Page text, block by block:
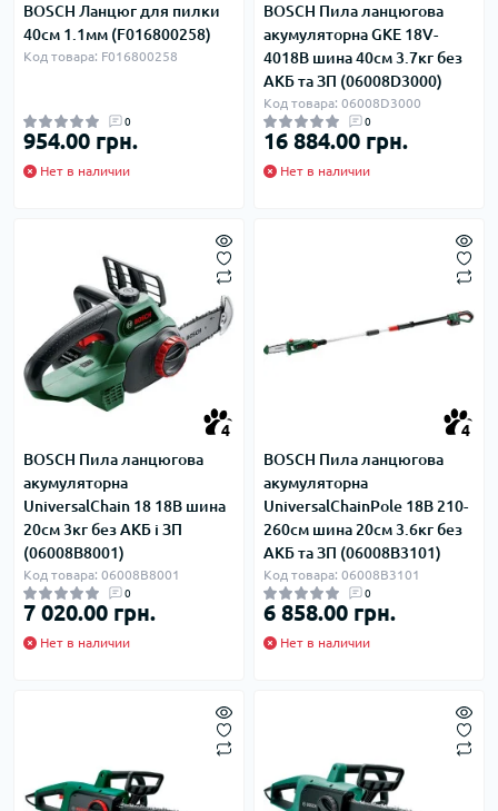
BOSCH Ланцюг для пилки
40см 1.1мм (F016800258)
Код товара: F016800258
0
954.00 грн.
Нет в наличии
BOSCH Пила ланцюгова
акумуляторна GKE 18V-
4018В шина 40см 3.7кг без
АКБ та ЗП (06008D3000)
Код товара: 06008D3000
0
16 884.00 грн.
Нет в наличии
4
BOSCH Пила ланцюгова
акумуляторна
UniversalChain 18 18В шина
20см 3кг без АКБ і ЗП
(06008B8001)
Код товара: 06008B8001
0
7 020.00 грн.
Нет в наличии
4
BOSCH Пила ланцюгова
акумуляторна
UniversalChainPole 18В 210-
260см шина 20см 3.6кг без
АКБ та ЗП (06008B3101)
Код товара: 06008B3101
0
6 858.00 грн.
Нет в наличии